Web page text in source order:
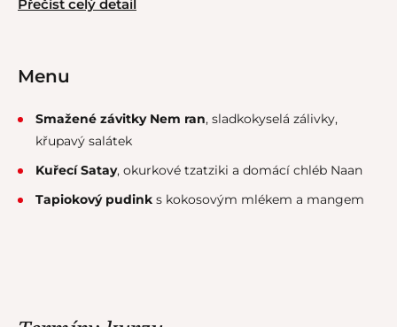
Přečíst celý detail
Menu
Smažené závitky Nem ran, sladkokyselá zálivky,
křupavý salátek
Kuřecí Satay, okurkové tzatziki a domácí chléb Naan
Tapiokový pudink s kokosovým mlékem a mangem